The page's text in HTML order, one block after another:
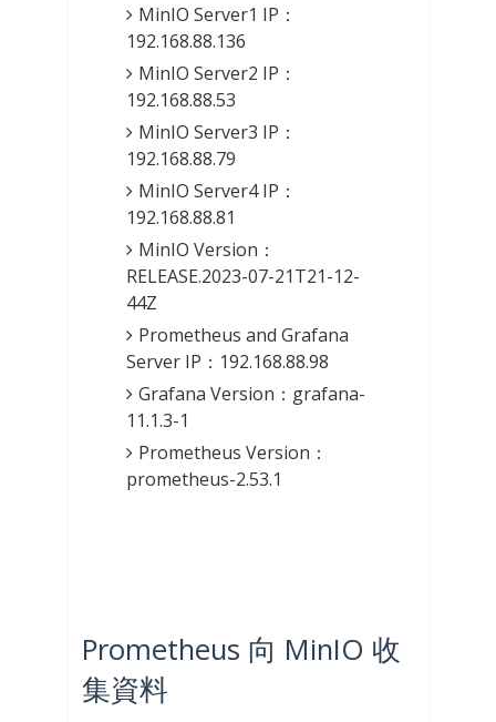
MinIO Server1 IP：
192.168.88.136
MinIO Server2 IP：
192.168.88.53
MinIO Server3 IP：
192.168.88.79
MinIO Server4 IP：
192.168.88.81
MinIO Version：
RELEASE.2023-07-21T21-12-
44Z
Prometheus and Grafana
Server IP：192.168.88.98
Grafana Version：grafana-
11.1.3-1
Prometheus Version：
prometheus-2.53.1
Prometheus 向 MinIO 收
集資料